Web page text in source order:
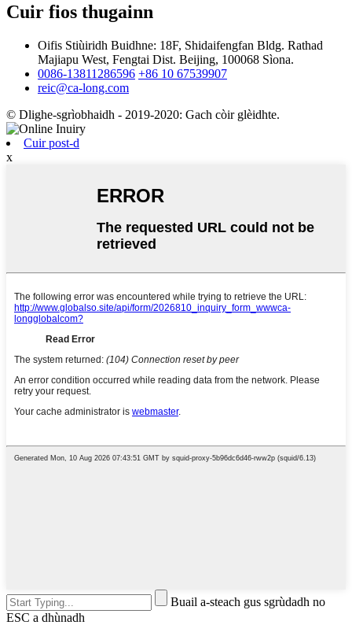
Cuir fios thugainn
Oifis Stiùiridh Buidhne: 18F, Shidaifengfan Bldg. Rathad
Majiapu West, Fengtai Dist. Beijing, 100068 Sìona.
0086-13811286596 +86 10 67539907
reic@ca-long.com
© Dlighe-sgrìobhaidh - 2019-2020: Gach còir glèidhte.
Cuir post-d
x
Buail a-steach gus sgrùdadh no
ESC a dhùnadh